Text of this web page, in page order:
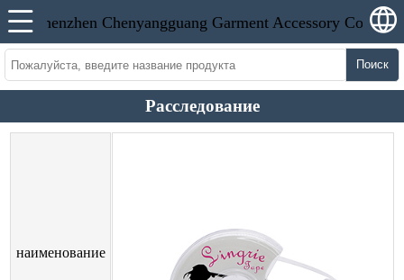
Поиск
Расследование
наименование